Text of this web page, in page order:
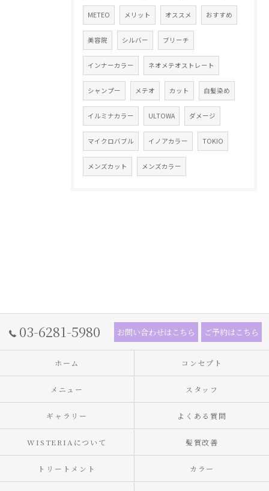
METEO メリット オススメ おすすめ
美容院 シルバー ブリーチ
インナーカラー ネオメテオストレート
シャンプー メテオ カット 白髪染め
イルミナカラー ULTOWA ダメージ
マイクロバブル イノアカラー TOKIO
メンズカット メンズカラー
03-6281-5980 お問い合わせはこちら ご予約はこちら
ホーム コンセプト
メニュー スタッフ
ギャラリー よくある質問
WISTERIAについて 髪質改善
トリートメント カラー